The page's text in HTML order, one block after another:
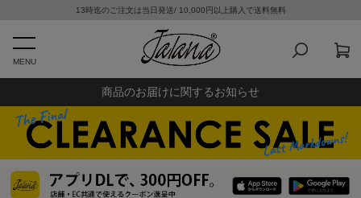
13時迄のご注文は当日発送/ 10,000円以上購入で送料無料
MENU
商品のお届けに関するお知らせ